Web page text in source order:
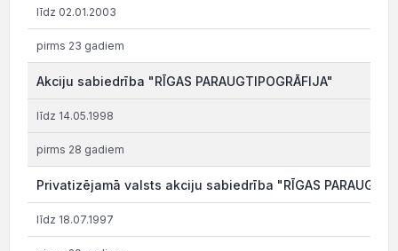
līdz 02.01.2003
pirms 23 gadiem
Akciju sabiedrība "RĪGAS PARAUGTIPOGRĀFIJA"
līdz 14.05.1998
pirms 28 gadiem
Privatizējamā valsts akciju sabiedrība "RĪGAS
līdz 18.07.1997